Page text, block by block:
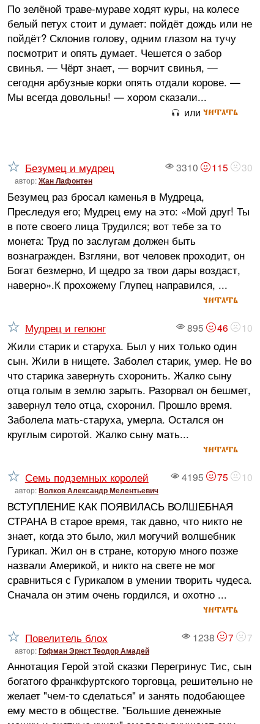
По зелёной траве-мураве ходят куры, на колесе
белый петух стоит и думает: пойдёт дождь или не
пойдёт? Склонив голову, одним глазом на тучу
посмотрит и опять думает. Чешется о забор
свинья. — Чёрт знает, — ворчит свинья, —
сегодня арбузные корки опять отдали корове. —
Мы всегда довольны! — хором сказали...
или читать
3310 115 30
Безумец и мудрец
автор:Жан Лафонтен
Безумец раз бросал каменья в Мудреца,
Преследуя его; Мудрец ему на это: «Мой друг! Ты
в поте своего лица Трудился; вот тебе за то
монета: Труд по заслугам должен быть
вознагражден. Взгляни, вот человек проходит, он
Богат безмерно, И щедро за твои дары воздаст,
наверно».К прохожему Глупец направился, ...
читать
895 46 10
Мудрец и гелюнг
Жили старик и старуха. Был у них только один
сын. Жили в нищете. Заболел старик, умер. Не во
что старика завернуть схоронить. Жалко сыну
отца голым в землю зарыть. Разорвал он бешмет,
завернул тело отца, схоронил. Прошло время.
Заболела мать-старуха, умерла. Остался он
круглым сиротой. Жалко сыну мать...
читать
4195 75 10
Семь подземных королей
автор:Волков Александр Мелентьевич
ВСТУПЛЕНИЕ КАК ПОЯВИЛАСЬ ВОЛШЕБНАЯ
СТРАНА В старое время, так давно, что никто не
знает, когда это было, жил могучий волшебник
Гурикап. Жил он в стране, которую много позже
назвали Америкой, и никто на свете не мог
сравниться с Гурикапом в умении творить чудеса.
Сначала он этим очень гордился, и охотно ...
читать
1238 7 7
Повелитель блох
автор:Гофман Эрнст Теодор Амадей
Аннотация Герой этой сказки Перегринус Тис, сын
богатого франкфуртского торговца, решительно не
желает "чем-то сделаться" и занять подобающее
ему место в обществе. "Большие денежные